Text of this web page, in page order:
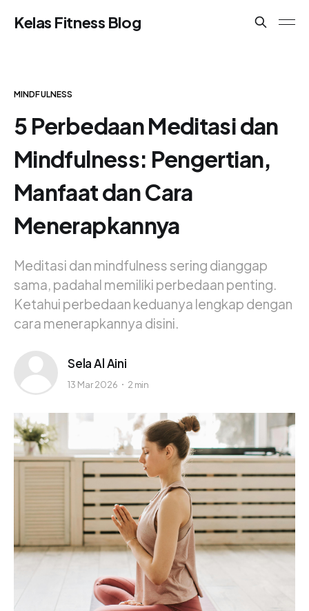
Kelas Fitness Blog
MINDFULNESS
5 Perbedaan Meditasi dan
Mindfulness: Pengertian,
Manfaat dan Cara
Menerapkannya
Meditasi dan mindfulness sering dianggap
sama, padahal memiliki perbedaan penting.
Ketahui perbedaan keduanya lengkap dengan
cara menerapkannya disini.
Sela Al Aini
13 Mar 2026 2 min